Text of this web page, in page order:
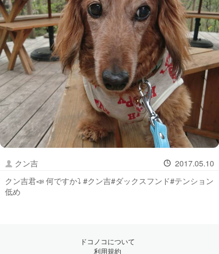
クン吉
2017.05.10
クン吉君📣 何ですか⤵ #クン吉#ダックスフンド#テンション
低め
ドコノコについて
利用規約